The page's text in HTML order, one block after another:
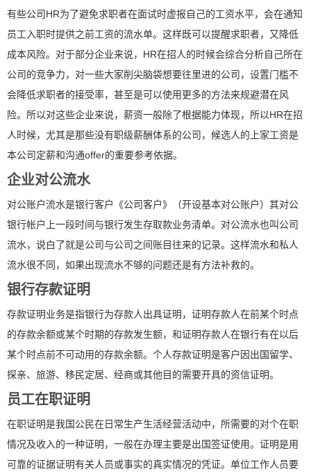
有些公司HR为了避免求职者在面试时虚报自己的工资水平，会在通知
员工入职时提供之前工资的流水单。这样既可以提醒求职者，又降低
成本风险。对于部分企业来说，HR在招人的时候会综合分析自己所在
公司的竞争力，对一些大家削尖脑袋想要往里进的公司，设置门槛不
会降低求职者的接受率，甚至是可以使用更多的方法来规避潜在风
险。所以对这些企业来说，薪资一般除了根据能力体现，所以HR在招
人时候，尤其是那些没有职级薪酬体系的公司，候选人的上家工资是
本公司定薪和沟通offer的重要参考依据。
企业对公流水
对公账户流水是银行客户《公司客户》（开设基本对公账户）其对公
银行帐户上一段时间与银行发生存取款业务清单。对公流水也叫公司
流水，说白了就是公司与公司之间账目往来的记录。这样流水和私人
流水很不同，如果出现流水不够的问题还是有方法补救的。
银行存款证明
存款证明业务是指银行为存款人出具证明，证明存款人在前某个时点
的存款余额或某个时期的存款发生额，和证明存款人在银行有在以后
某个时点前不可动用的存款余额。个人存款证明是客户因出国留学、
探亲、旅游、移民定居、经商或其他目的需要开具的资信证明。
员工在职证明
在职证明是我国公民在日常生产生活经营活动中，所需要的对个在职
情况及收入的一种证明，一般在办理主要是出国签证使用。证明是用
可靠的证据证明有关人员或事实的真实情况的凭证。单位工作人员要